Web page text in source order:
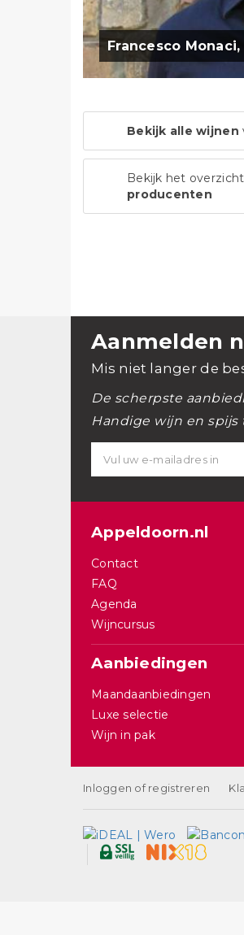
Francesco
Bekijk alle wijnen
Bekijk het
producenten
Aanmelden
Mis niet langer de
De scherpste
Handige wijn en spijs
Appeldoorn.nl
Contact
FAQ
Agenda
Wijncursus
Aanbiedingen
Maandaanbiedingen
Luxe selectie
Wijn in pak
Inloggen of registreren